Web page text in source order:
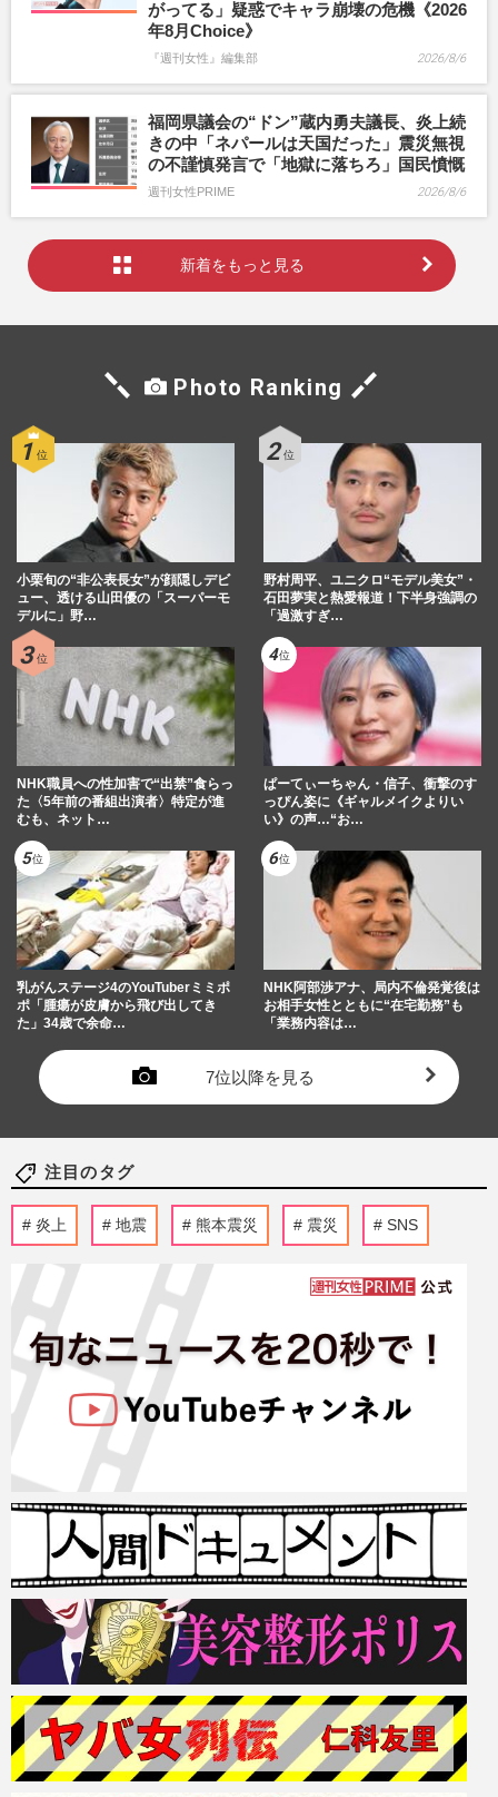
がってる」疑惑でキャラ崩壊の危機《2026
年8月Choice》
『週刊女性』編集部 2026/8/6
福岡県議会の“ドン”蔵内勇夫議長、炎上続
きの中「ネパールは天国だった」震災無視
の不謹慎発言で「地獄に落ちろ」国民憤慨
週刊女性PRIME 2026/8/6
新着をもっと見る
Photo Ranking
小栗旬の“非公表長女”が顔隠しデビ
ュー、透ける山田優の「スーパーモ
デルに」野…
野村周平、ユニクロ“モデル美女”・
石田夢実と熱愛報道！下半身強調の
「過激すぎ…
NHK職員への性加害で“出禁”食らっ
た〈5年前の番組出演者〉特定が進
むも、ネット…
ぱーてぃーちゃん・信子、衝撃のす
っぴん姿に《ギャルメイクよりい
い》の声…“お…
乳がんステージ4のYouTuberミミポ
ポ「腫瘍が皮膚から飛び出してき
た」34歳で余命…
NHK阿部渉アナ、局内不倫発覚後は
お相手女性とともに“在宅勤務”も
「業務内容は…
7位以降を見る
注目のタグ
炎上 地震 熊本震災 震災 SNS